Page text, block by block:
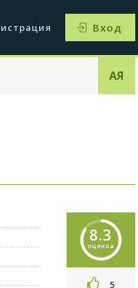
Вход
АЯ
8.3
оценка
5